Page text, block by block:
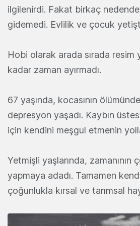
ilgilenirdi. Fakat birkaç
gidemedi. Evlilik ve çocuk
Hobi olarak arada sırada resim
kadar zaman ayırmadı.
67 yaşında, kocasının
depresyon yaşadı. Kaybın
için kendini meşgul etmenin
Yetmişli yaşlarında, zamanının
yapmaya adadı. Tamamen
çoğunlukla kırsal ve tarımsal